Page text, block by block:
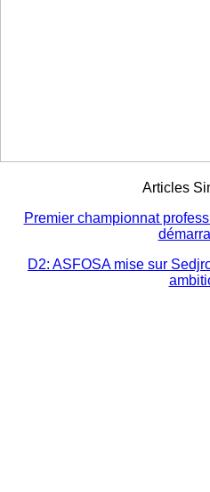
Articles
Premier championnat
D2: ASFOSA mise sur